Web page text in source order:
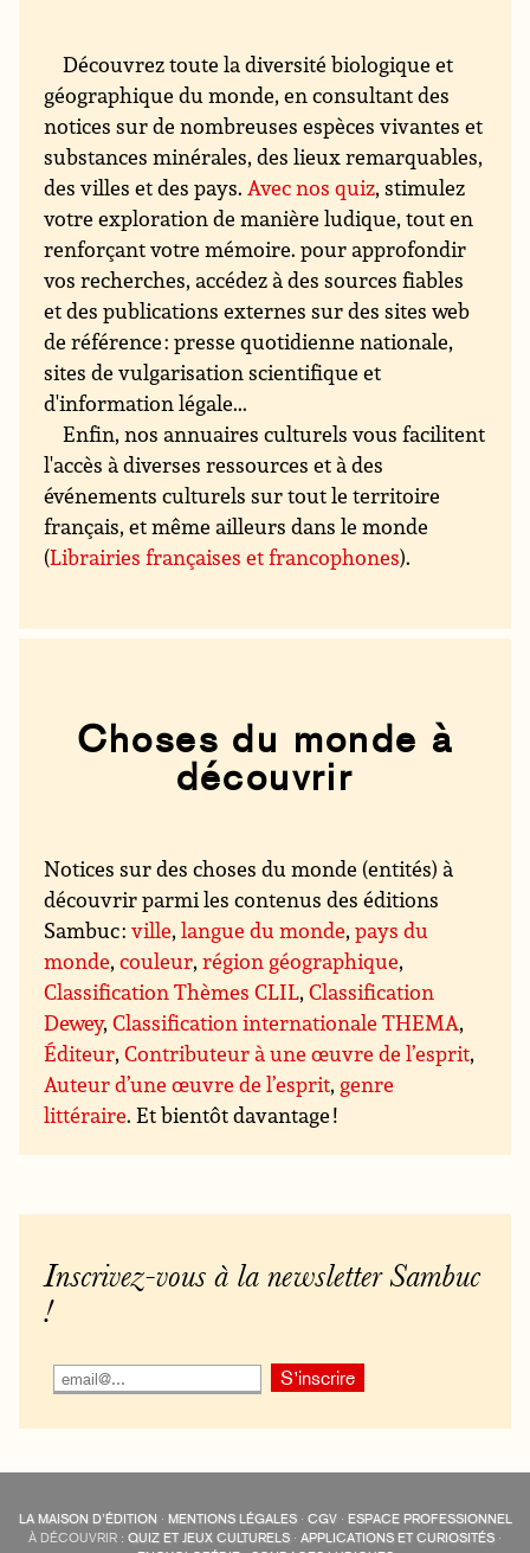
Découvrez toute la diversité biologique et
géographique du monde, en consultant des
notices sur de nombreuses espèces vivantes et
substances minérales, des lieux remarquables,
des villes et des pays.Avec nos quiz, stimulez
votre exploration de manière ludique, tout en
renforçant votre mémoire. pour approfondir
vos recherches, accédez à des sources fiables
et des publications externes sur des sites web
de référence : presse quotidienne nationale,
sites de vulgarisation scientifique et
d'information légale...
Enfin, nos annuaires culturels vous facilitent
l'accès à diverses ressources et à des
événements culturels sur tout le territoire
français, et même ailleurs dans le monde
(Librairies françaises et francophones).
Choses du monde à
découvrir
Notices sur des choses du monde (entités) à
découvrir parmi les contenus des éditions
Sambuc :ville,langue du monde,pays du
monde,couleur,région géographique,
Classification Thèmes CLIL,Classification
Dewey,Classification internationale THEMA,
Éditeur,Contributeur à une œuvre de l’esprit,
Auteur d’une œuvre de l’esprit, genre
littéraire. Et bientôt davantage !
Inscrivez-vous à la newsletter Sambuc
!
LA MAISON D’ÉDITION · MENTIONS LÉGALES· CGV· ESPACE PROFESSIONNEL
À DÉCOUVRIR : QUIZ ET JEUX CULTURELS · APPLICATIONS ET CURIOSITÉS ·